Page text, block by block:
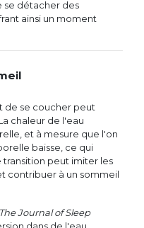
se détacher des
ainsi un moment
de se coucher peut
chaleur de l'eau
et à mesure que l'on
baisse, ce qui
peut imiter les
contribuer à un sommeil
The Journal of Sleep